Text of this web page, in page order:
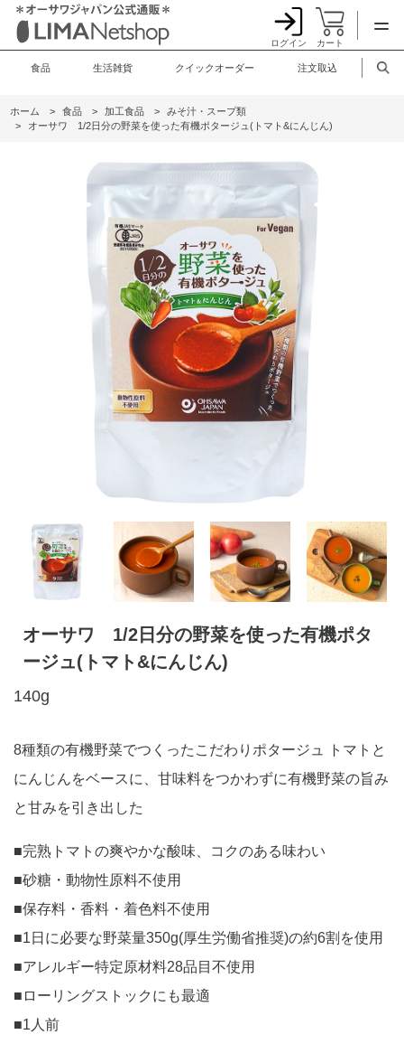
ログイン カート
食品 生活雑貨 クイックオーダー 注文取込
ホーム > 食品 > 加工食品 >
みそ汁・スープ類
>
オーサワ 1/2日分の野菜を使った有機ポタージュ(トマト&にんじん)
オーサワ 1/2日分の野菜を使った有機ポタ
ージュ(トマト&にんじん)
140g
8種類の有機野菜でつくったこだわりポタージュ トマトと
にんじんをベースに、甘味料をつかわずに有機野菜の旨み
と甘みを引き出した
■完熟トマトの爽やかな酸味、コクのある味わい
■砂糖・動物性原料不使用
■保存料・香料・着色料不使用
■1日に必要な野菜量350g(厚生労働省推奨)の約6割を使用
■アレルギー特定原材料28品目不使用
■ローリングストックにも最適
■1人前